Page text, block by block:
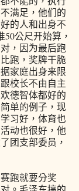
满足，他们的
的人和出身不
公尺开始算，
，因为最后跑
跑，奖牌干脆
家庭出身来限
校长不由自主
德智体都好的
单的例子，现
习好，体育也
动也很好，他
团支部委员，
跑就要分奖